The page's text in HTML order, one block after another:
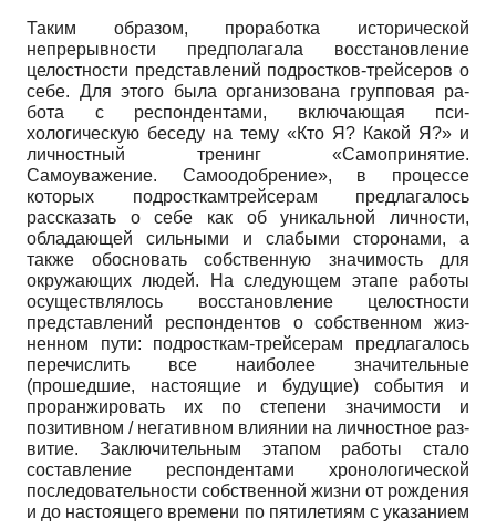
Таким образом, проработка истори­ческой
непрерывности предполагала восстановление
целостности представ­лений подростков-трейсеров о
себе. Для этого была организована групповая ра­
бота с респондентами, включающая пси­
хологическую беседу на тему «Кто Я? Какой Я?» и
личностный тренинг «Са­мопринятие.
Самоуважение. Самоодоб­рение», в процессе
которых подросткам­трейсерам предлагалось
рассказать о се­бе как об уникальной личности,
облада­ющей сильными и слабыми сторонами, а
также обосновать собственную значи­мость для
окружающих людей. На сле­дующем этапе работы
осуществлялось восстановление целостности
представ­лений респондентов о собственном жиз­
ненном пути: подросткам-трейсерам предлагалось
перечислить все наиболее значительные
(прошедшие, настоящие и будущие) события и
проранжировать их по степени значимости и
позитивном / негативном влиянии на личностное раз­
витие. Заключительным этапом работы стало
составление респондентами хро­нологической
последовательности соб­ственной жизни от рождения
и до насто­ящего времени по пятилетиям с указани­ем